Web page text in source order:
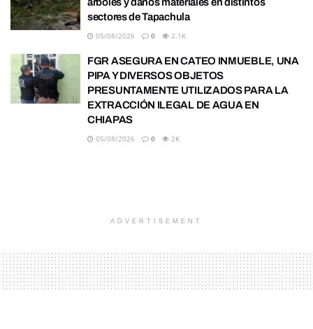
sectores de Tapachula
05/08/2026 0 2.1K
FGR ASEGURA EN CATEO INMUEBLE, UNA
PIPA Y DIVERSOS OBJETOS
PRESUNTAMENTE UTILIZADOS PARA LA
EXTRACCIÓN ILEGAL DE AGUA EN
CHIAPAS
05/08/2026 0 2K
ADVERTISEMENT